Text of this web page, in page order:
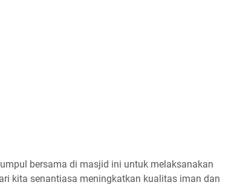
bersama di masjid ini untuk melaksanakan
kita senantiasa meningkatkan kualitas iman dan